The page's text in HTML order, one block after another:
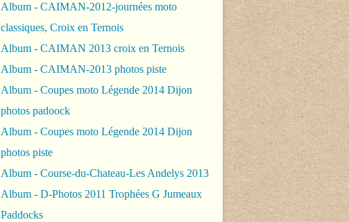
Album - CAIMAN-2012-journées moto
classiques, Croix en Ternois
Album - CAIMAN 2013 croix en Ternois
Album - CAIMAN-2013 photos piste
Album - Coupes moto Légende 2014 Dijon
photos padoock
Album - Coupes moto Légende 2014 Dijon
photos piste
Album - Course-du-Chateau-Les Andelys 2013
Album - D-Photos 2011 Trophées G Jumeaux
Paddocks